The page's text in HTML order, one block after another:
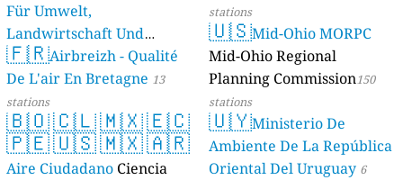
Für Umwelt,
Landwirtschaft Und
Geologie) 50 stations
🇫🇷Airbreizh - Qualité
De L'air En Bretagne 13
stations
🇧🇴🇨🇱🇲🇽🇪🇨
🇵🇪🇺🇸🇲🇽🇦🇷
Aire Ciudadano Ciencia
stations
🇺🇸Mid-Ohio MORPC
Mid-Ohio Regional
Planning Commission150
stations
🇺🇾Ministerio De
Ambiente De La República
Oriental Del Uruguay 6